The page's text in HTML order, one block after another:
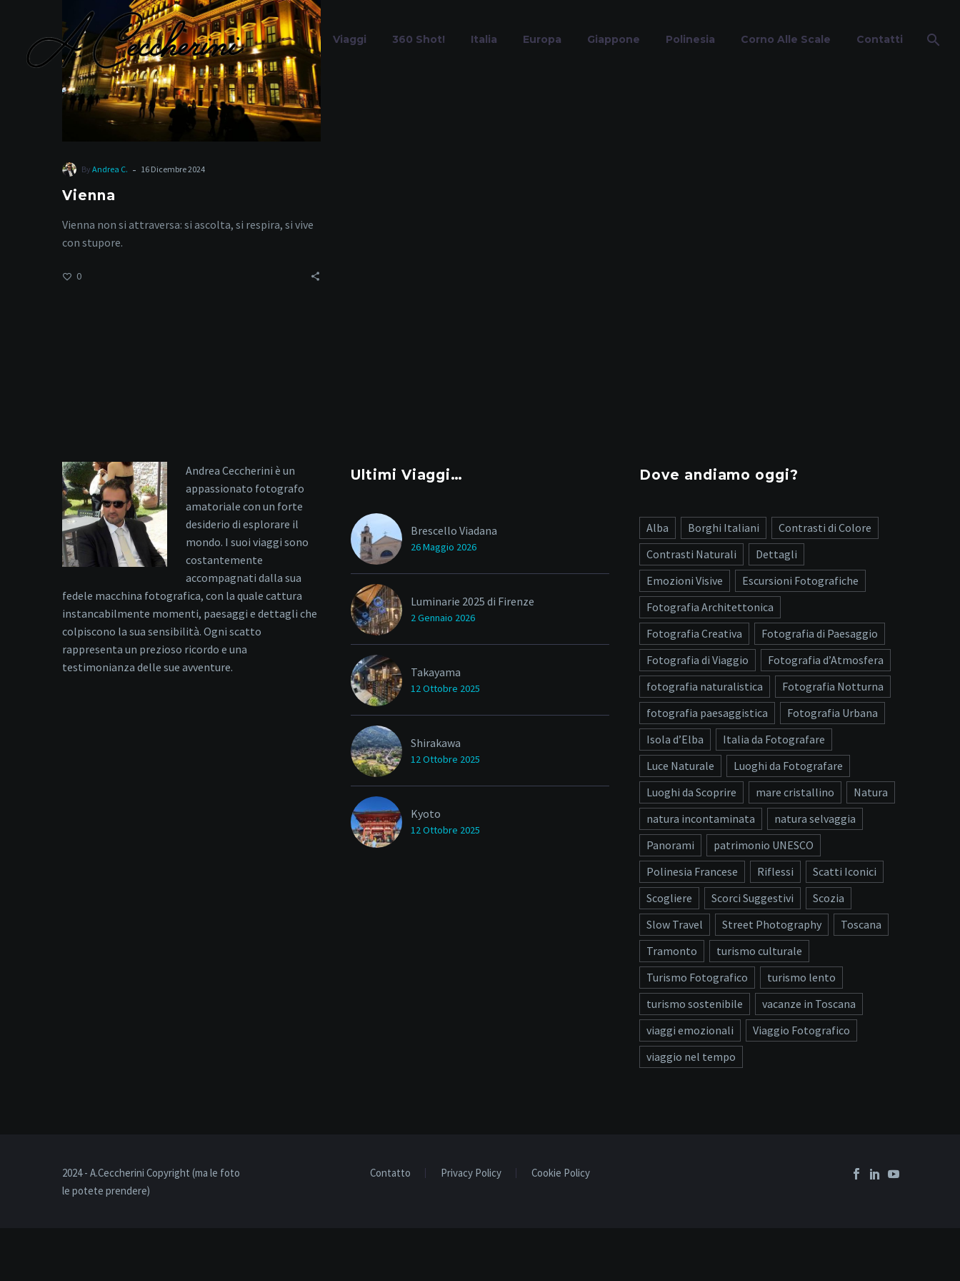
Viaggi 360 Shot! Italia Europa Giappone Polinesia Corno Alle Scale Contatti
By Andrea C. - 16 Dicembre 2024
Vienna
Vienna non si attraversa: si ascolta, si respira, si vive
con stupore.
0
Andrea Ceccherini è un
appassionato fotografo
amatoriale con un forte
desiderio di esplorare il
mondo. I suoi viaggi sono
costantemente
accompagnati dalla sua
fedele macchina fotografica, con la quale cattura
instancabilmente momenti, paesaggi e dettagli che
colpiscono la sua sensibilità. Ogni scatto
rappresenta un prezioso ricordo e una
testimonianza delle sue avventure.
Ultimi Viaggi…
Brescello Viadana
26 Maggio 2026
Luminarie 2025 di Firenze
2 Gennaio 2026
Takayama
12 Ottobre 2025
Shirakawa
12 Ottobre 2025
Kyoto
12 Ottobre 2025
Dove andiamo oggi?
Alba Borghi Italiani
Contrasti di Colore
Contrasti Naturali
Dettagli
Emozioni Visive
Escursioni Fotografiche
Fotografia Architettonica
Fotografia Creativa
Fotografia di Paesaggio
Fotografia di Viaggio
Fotografia d’Atmosfera
fotografia naturalistica
Fotografia Notturna
fotografia paesaggistica
Fotografia Urbana
Isola d’Elba
Italia da Fotografare
Luce Naturale
Luoghi da Fotografare
Luoghi da Scoprire
mare cristallino
Natura
natura incontaminata
natura selvaggia
Panorami
patrimonio UNESCO
Polinesia Francese
Riflessi
Scatti Iconici
Scogliere
Scorci Suggestivi
Scozia
Slow Travel
Street Photography
Toscana
Tramonto
turismo culturale
Turismo Fotografico
turismo lento
turismo sostenibile
vacanze in Toscana
viaggi emozionali
Viaggio Fotografico
viaggio nel tempo
Contatto Privacy Policy Cookie Policy
2024 - A.Ceccherini Copyright (ma le foto
le potete prendere)